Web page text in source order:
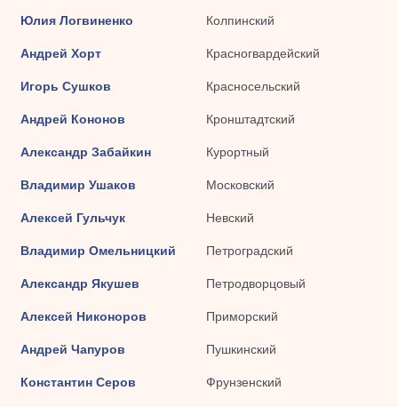
Юлия Логвиненко Колпинский
Андрей Хорт Красногвардейский
Игорь Сушков Красносельский
Андрей Кононов Кронштадтский
Александр Забайкин Курортный
Владимир Ушаков Московский
Алексей Гульчук Невский
Владимир Омельницкий Петроградский
Александр Якушев Петродворцовый
Алексей Никоноров Приморский
Андрей Чапуров Пушкинский
Константин Серов Фрунзенский